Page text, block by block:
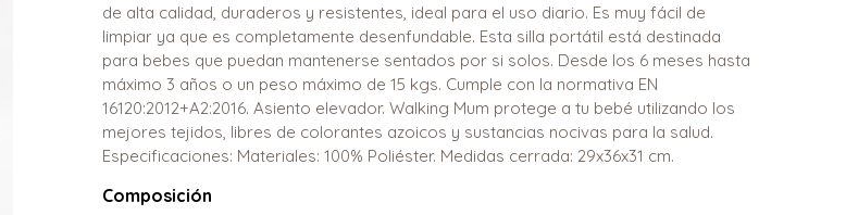
de alta calidad, duraderos y resistentes, ideal para el uso diario. Es muy fácil de
limpiar ya que es completamente desenfundable. Esta silla portátil está destinada
para bebes que puedan mantenerse sentados por si solos. Desde los 6 meses hasta
máximo 3 años o un peso máximo de 15 kgs. Cumple con la normativa EN
16120:2012+A2:2016. Asiento elevador. Walking Mum protege a tu bebé utilizando los
mejores tejidos, libres de colorantes azoicos y sustancias nocivas para la salud.
Especificaciones: Materiales: 100% Poliéster. Medidas cerrada: 29x36x31 cm.
Composición